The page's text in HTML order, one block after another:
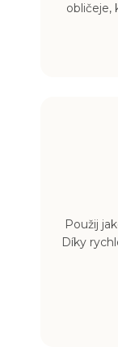
obličeje,
Použij
Díky